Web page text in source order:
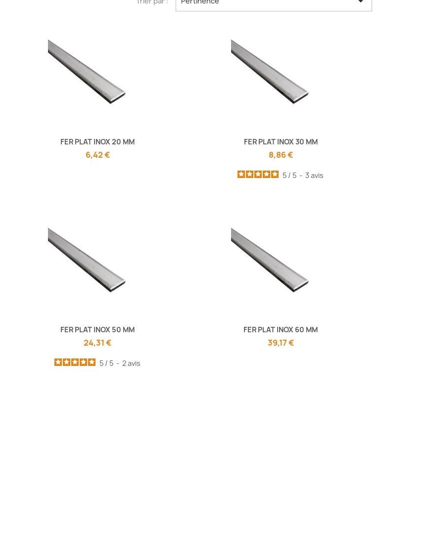
FER PLAT INOX 20 MM
6,42 €
FER PLAT INOX 30 MM
8,86 €
5 / 5 - 3avis
FER PLAT INOX 50 MM
24,31 €
5 / 5 - 2avis
FER PLAT INOX 60 MM
39,17 €